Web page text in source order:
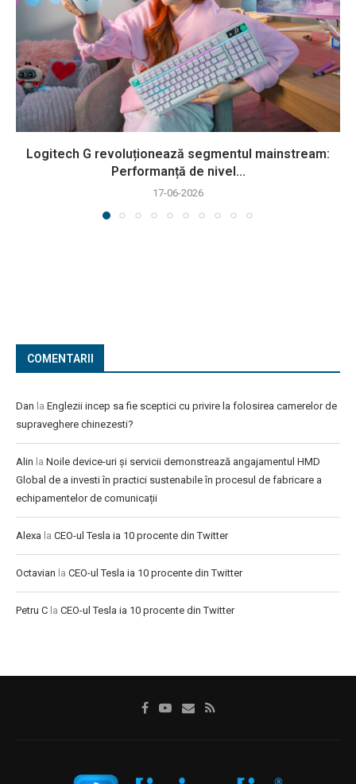
Logitech G revoluționează segmentul mainstream:
Performanță de nivel...
17-06-2026
COMENTARII
Dan la Englezii incep sa fie sceptici cu privire la folosirea camerelor de
supraveghere chinezesti?
Alin la Noile device-uri și servicii demonstrează angajamentul HMD
Global de a investi în practici sustenabile în procesul de fabricare a
echipamentelor de comunicații
Alexa la CEO-ul Tesla ia 10 procente din Twitter
Octavian la CEO-ul Tesla ia 10 procente din Twitter
Petru C la CEO-ul Tesla ia 10 procente din Twitter